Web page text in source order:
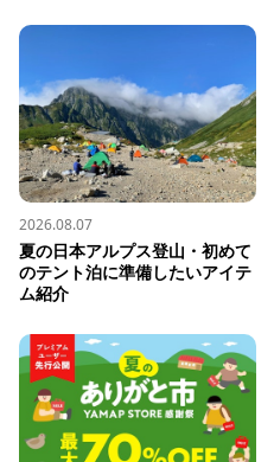
2026.08.07
夏の日本アルプス登山・初めて
のテント泊に準備したいアイテ
ム紹介